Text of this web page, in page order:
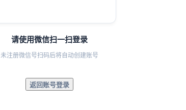
请使用微信扫一扫登录
未注册微信号扫码后将自动创建账号
返回账号登录